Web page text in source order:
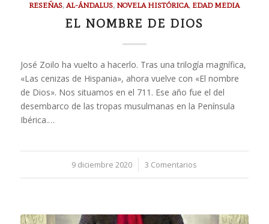
RESEÑAS,AL-ÁNDALUS, NOVELA HISTÓRICA, EDAD MEDIA
EL NOMBRE DE DIOS
José Zoilo ha vuelto a hacerlo. Tras una trilogía magnífica,
«Las cenizas de Hispania», ahora vuelve con «El nombre
de Dios». Nos situamos en el 711. Ese año fue el del
desembarco de las tropas musulmanas en la Península
Ibérica.…
9 diciembre 2020
/ 3 Comentarios